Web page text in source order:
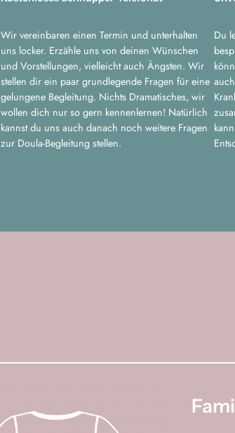
Wir vereinbaren einen Termin und unterhalten
uns locker. Erzähle uns von deinen Wünschen
und Vorstellungen, vielleicht auch Ängsten. Wir
stellen dir ein paar grundlegende Fragen für eine
gelungene Begleitung. Nichts Dramatisches, wir
wollen dich nur so gern kennenlernen! Natürlich
kannst du uns auch danach noch weitere Fragen
zur Doula-Begleitung stellen.
Du